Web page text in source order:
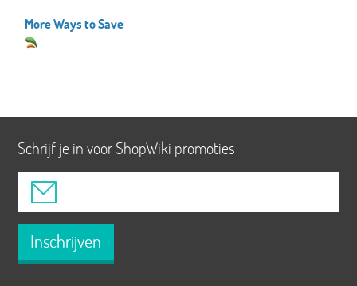
More Ways to Save
Schrijf je in voor ShopWiki promoties
Inschrijven